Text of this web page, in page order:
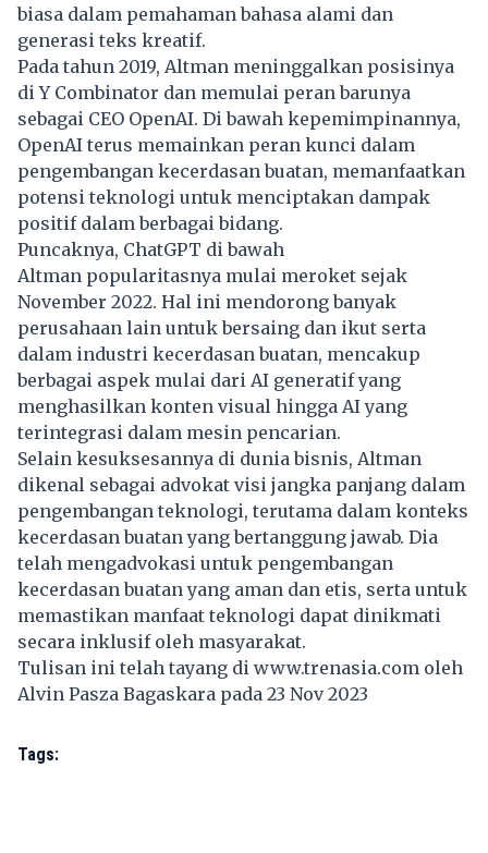
biasa dalam pemahaman bahasa alami dan
generasi teks kreatif.
Pada tahun 2019, Altman meninggalkan posisinya
di Y Combinator dan memulai peran barunya
sebagai CEO OpenAI. Di bawah kepemimpinannya,
OpenAI terus memainkan peran kunci dalam
pengembangan kecerdasan buatan, memanfaatkan
potensi teknologi untuk menciptakan dampak
positif dalam berbagai bidang.
Puncaknya, ChatGPT di bawah
Altman popularitasnya mulai meroket sejak
November 2022. Hal ini mendorong banyak
perusahaan lain untuk bersaing dan ikut serta
dalam industri kecerdasan buatan, mencakup
berbagai aspek mulai dari AI generatif yang
menghasilkan konten visual hingga AI yang
terintegrasi dalam mesin pencarian.
Selain kesuksesannya di dunia bisnis, Altman
dikenal sebagai advokat visi jangka panjang dalam
pengembangan teknologi, terutama dalam konteks
kecerdasan buatan yang bertanggung jawab. Dia
telah mengadvokasi untuk pengembangan
kecerdasan buatan yang aman dan etis, serta untuk
memastikan manfaat teknologi dapat dinikmati
secara inklusif oleh masyarakat.
Tulisan ini telah tayang di www.trenasia.com oleh
Alvin Pasza Bagaskara pada 23 Nov 2023
Tags: